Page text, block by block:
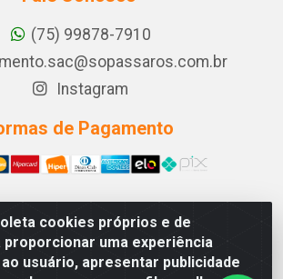
cookies próprios e de
uma experiência
usuário, apresentar publicidade
(75) 99878-7910
Instagram
de Pagamento
DELEZZOTTE LTDA - RODOVIA BA
RURAL, ITABERABA/BA - CEP 46.880-
- CNPJ 30.578.948/0001-90